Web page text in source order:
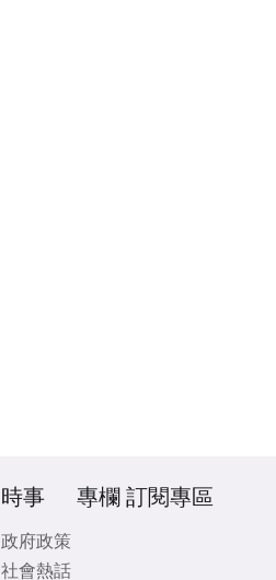
時事
政府政策
社會熱話
專欄 訂閱專區